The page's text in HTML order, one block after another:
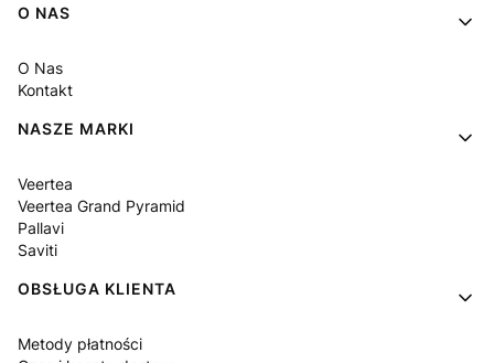
Linki w stopce
O NAS
O Nas
Kontakt
NASZE MARKI
Veertea
Veertea Grand Pyramid
Pallavi
Saviti
OBSŁUGA KLIENTA
Metody płatności